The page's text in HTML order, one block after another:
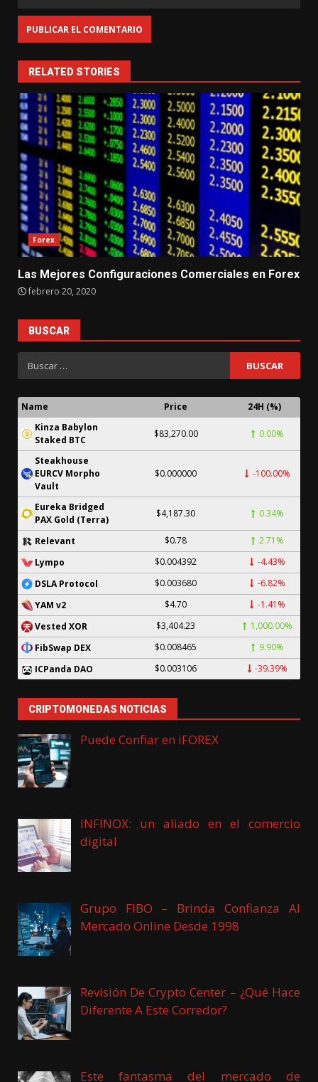
RELATED STORIES
Forex
Las Mejores Configuraciones Comerciales en Forex
febrero 20, 2020
BUSCAR
Name Price
24H (%)
Kinza Babylon
Staked BTC
$83,270.00 0.00%
Steakhouse
EURCV Morpho
Vault
$0.000000 -100.00%
Eureka Bridged
PAX Gold (Terra)
$4,187.30 0.34%
Relevant $0.78
2.71%
Lympo
$0.004392
-4.43%
DSLA Protocol
$0.003680
-6.82%
YAM v2
$4.70
-1.41%
Vested XOR
$3,404.23
1,000.00%
FibSwap DEX
$0.008465
9.90%
ICPanda DAO
$0.003106 -39.39%
CRIPTOMONEDAS NOTICIAS
Puede Confiar en iFOREX
INFINOX: un aliado en el comercio
digital
Grupo FIBO – Brinda Confianza Al
Mercado Online Desde 1998
Revisión De Crypto Center – ¿Qué Hace
Diferente A Este Corredor?
Este fantasma del mercado de